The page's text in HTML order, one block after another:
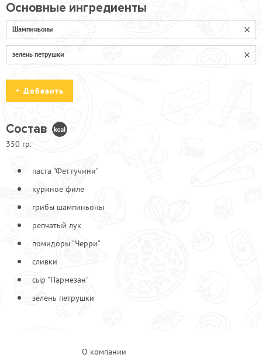
Основные ингредиенты
Шампиньоны
зелень петрушки
Добавить
Бекон с/к
Сыр "Пармезан"
Состав
350 гр.
паста "Феттучини"
куриное филе
грибы шампиньоны
репчатый лук
помидоры "Черри"
сливки
сыр "Пармезан"
зелень петрушки
О компании